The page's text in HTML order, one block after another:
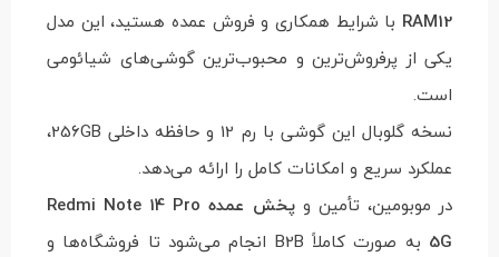
RAM12 با شرایط همکاری و فروش عمده هستید، این مدل
یکی از پرفروش‌ترین و محبوب‌ترین گوشی‌های شیائومی
است.
نسخه گلوبال این گوشی با رم 12 و حافظه داخلی 256GB،
عملکرد سریع و امکانات کامل را ارائه می‌دهد.
در موبومین، تأمین و
پخش عمده Redmi Note 14 Pro
5G
به صورت کاملاً B2B انجام می‌شود تا فروشگاه‌ها و